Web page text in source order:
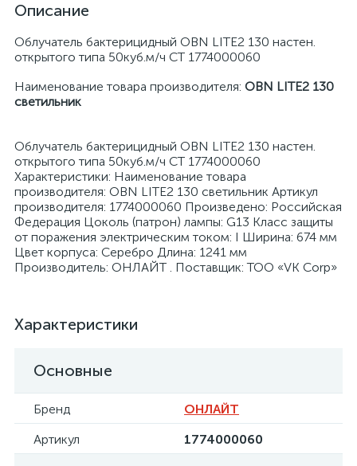
Описание
Облучатель бактерицидный OBN LITE2 130 настен.
открытого типа 50куб.м/ч СТ 1774000060
Наименование товара производителя: OBN LITE2 130
светильник
Облучатель бактерицидный OBN LITE2 130 настен.
открытого типа 50куб.м/ч СТ 1774000060
Характеристики: Наименование товара
производителя: OBN LITE2 130 светильник Артикул
производителя: 1774000060 Произведено: Российская
Федерация Цоколь (патрон) лампы: G13 Класс защиты
от поражения электрическим током: I Ширина: 674 мм
Цвет корпуса: Серебро Длина: 1241 мм
Производитель: ОНЛАЙТ . Поставщик: ТОО «VK Corp»
Характеристики
Основные
Бренд
ОНЛАЙТ
Артикул
1774000060